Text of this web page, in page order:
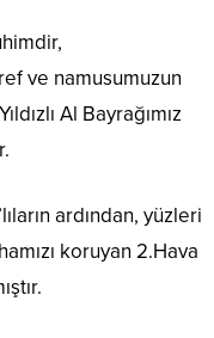
ve namusumuzun
Al Bayrağımız
ardından, yüzleri
koruyan 2.Hava